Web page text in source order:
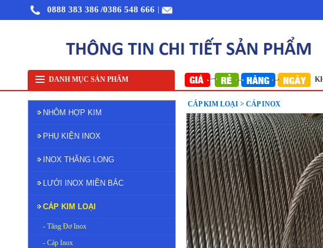
0888 383 386 /0386 548 666
DANH MỤC SẢN PHẨM
Nhôm cuộn cắt lẻ Nhôm cuộn A1050 Nhôm bảo ôn cuộn mỏng A1050 Lưới inox 304 Lưới inox
NHÔM HỢP KIM
PHỤ KIỆN INOX
INOX THĂNG LONG
LƯỚI INOX MIỀN BẮC
CÁP KIM LOẠI
- Tăng Đơ Inox
- Cáp Inox
CÁP KIM LOẠI > CÁP INOX